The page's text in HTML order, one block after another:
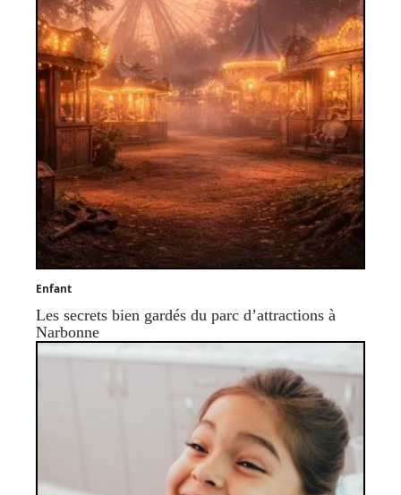
Enfant
Les secrets bien gardés du parc d’attractions à
Narbonne